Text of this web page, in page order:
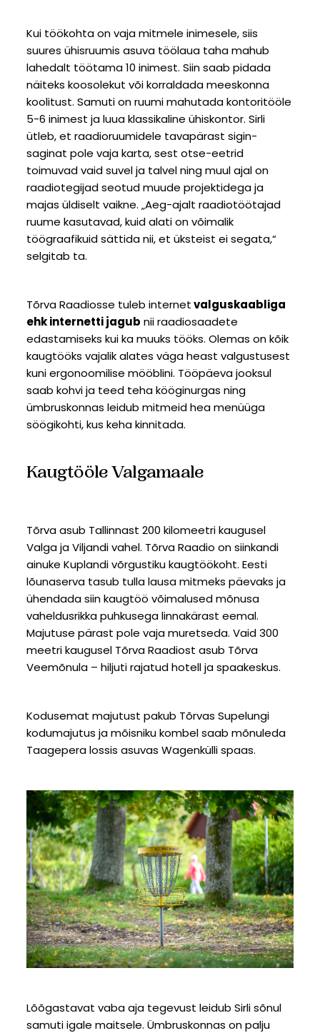
Kui töökohta on vaja mitmele inimesele, siis
suures ühisruumis asuva töölaua taha mahub
lahedalt töötama 10 inimest. Siin saab pidada
näiteks koosolekut või korraldada meeskonna
koolitust. Samuti on ruumi mahutada kontoritööle
5-6 inimest ja luua klassikaline ühiskontor. Sirli
ütleb, et raadioruumidele tavapärast sigin-
saginat pole vaja karta, sest otse-eetrid
toimuvad vaid suvel ja talvel ning muul ajal on
raadiotegijad seotud muude projektidega ja
majas üldiselt vaikne. „Aeg-ajalt raadiotöötajad
ruume kasutavad, kuid alati on võimalik
töögraafikuid sättida nii, et üksteist ei segata,“
selgitab ta.
Tõrva Raadiosse tuleb internetvalguskaabliga
ehk internetti jagub nii raadiosaadete
edastamiseks kui ka muuks tööks. Olemas on kõik
kaugtööks vajalik alates väga heast valgustusest
kuni ergonoomilise mööblini. Tööpäeva jooksul
saab kohvi ja teed teha kööginurgas ning
ümbruskonnas leidub mitmeid hea menüüga
söögikohti, kus keha kinnitada.
Kaugtööle Valgamaale
Tõrva asub Tallinnast 200 kilomeetri kaugusel
Valga ja Viljandi vahel. Tõrva Raadio on siinkandi
ainuke Kuplandi võrgustiku kaugtöökoht. Eesti
lõunaserva tasub tulla lausa mitmeks päevaks ja
ühendada siin kaugtöö võimalused mõnusa
vaheldusrikka puhkusega linnakärast eemal.
Majutuse pärast pole vaja muretseda. Vaid 300
meetri kaugusel Tõrva Raadiost asub Tõrva
Veemõnula – hiljuti rajatud hotell ja spaakeskus.
Kodusemat majutust pakub Tõrvas Supelungi
kodumajutus ja mõisniku kombel saab mõnuleda
Taagepera lossis asuvas Wagenkülli spaas.
Lõõgastavat vaba aja tegevust leidub Sirli sõnul
samuti igale maitsele. Ümbruskonnas on palju